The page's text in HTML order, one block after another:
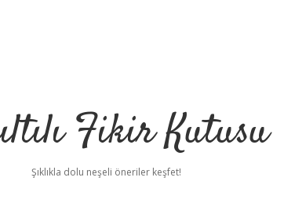
Fikir Kutusu
Şıklıkla dolu neşeli öneriler keşfet!